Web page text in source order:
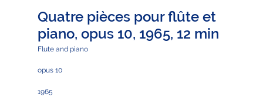
Quatre pièces pour flûte et
piano, opus 10, 1965, 12 min
Flute and piano
opus 10
1965